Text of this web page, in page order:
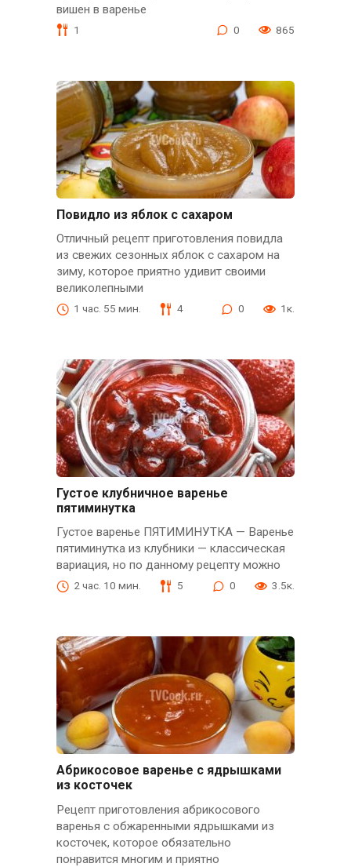
вишен в варенье
1 0 865
Повидло из яблок с сахаром
Отличный рецепт приготовления повидла
из свежих сезонных яблок с сахаром на
зиму, которое приятно удивит своими
великолепными
1 час. 55 мин. 4 0 1к.
Густое клубничное варенье
пятиминутка
Густое варенье ПЯТИМИНУТКА — Варенье
пятиминутка из клубники — классическая
вариация, но по данному рецепту можно
2 час. 10 мин. 5 0 3.5к.
Абрикосовое варенье с ядрышками
из косточек
Рецепт приготовления абрикосового
варенья с обжаренными ядрышками из
косточек, которое обязательно
понравится многим и приятно